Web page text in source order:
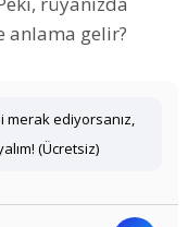
anlama gelir?
merak ediyorsanız,
(Ücretsiz)